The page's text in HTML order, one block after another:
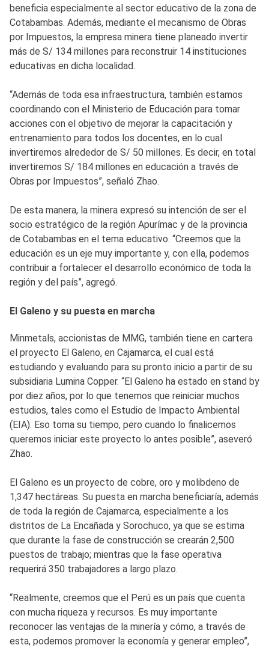
beneficia especialmente al sector educativo de la zona de
Cotabambas. Además, mediante el mecanismo de Obras
por Impuestos, la empresa minera tiene planeado invertir
más de S/ 134 millones para reconstruir 14 instituciones
educativas en dicha localidad.
“Además de toda esa infraestructura, también estamos
coordinando con el Ministerio de Educación para tomar
acciones con el objetivo de mejorar la capacitación y
entrenamiento para todos los docentes, en lo cual
invertiremos alrededor de S/ 50 millones. Es decir, en total
invertiremos S/ 184 millones en educación a través de
Obras por Impuestos”, señaló Zhao.
De esta manera, la minera expresó su intención de ser el
socio estratégico de la región Apurímac y de la provincia
de Cotabambas en el tema educativo. “Creemos que la
educación es un eje muy importante y, con ella, podemos
contribuir a fortalecer el desarrollo económico de toda la
región y del país”, agregó.
El Galeno y su puesta en marcha
Minmetals, accionistas de MMG, también tiene en cartera
el proyecto El Galeno, en Cajamarca, el cual está
estudiando y evaluando para su pronto inicio a partir de su
subsidiaria Lumina Copper. “El Galeno ha estado en stand by
por diez años, por lo que tenemos que reiniciar muchos
estudios, tales como el Estudio de Impacto Ambiental
(EIA). Eso toma su tiempo, pero cuando lo finalicemos
queremos iniciar este proyecto lo antes posible”, aseveró
Zhao.
El Galeno es un proyecto de cobre, oro y molibdeno de
1,347 hectáreas. Su puesta en marcha beneficiaría, además
de toda la región de Cajamarca, especialmente a los
distritos de La Encañada y Sorochuco, ya que se estima
que durante la fase de construcción se crearán 2,500
puestos de trabajo; mientras que la fase operativa
requerirá 350 trabajadores a largo plazo.
“Realmente, creemos que el Perú es un país que cuenta
con mucha riqueza y recursos. Es muy importante
reconocer las ventajas de la minería y cómo, a través de
esta, podemos promover la economía y generar empleo”,